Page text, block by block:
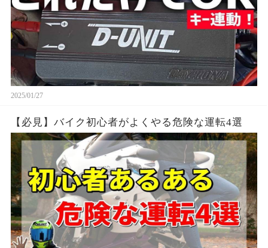
2025/01/27
【必見】バイク初心者がよくやる危険な運転4選